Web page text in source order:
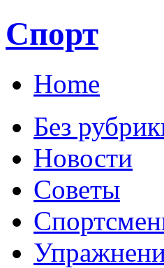
Спорт
Home
Без
Новости
Советы